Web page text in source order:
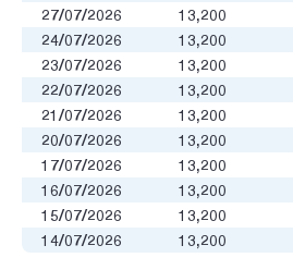
27/07/2026
13,200
24/07/2026
13,200
23/07/2026
13,200
22/07/2026
13,200
21/07/2026
13,200
20/07/2026
13,200
17/07/2026
13,200
16/07/2026
13,200
15/07/2026
13,200
14/07/2026
13,200